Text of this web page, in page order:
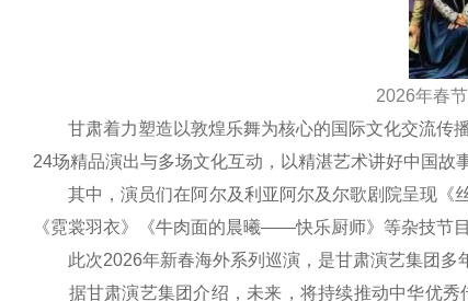
2026年春
甘肃着力塑造以敦煌乐舞为核心的国际文化交流传播
24场精品演出与多场文化互动，以精湛艺术讲好中国故
其中，演员们在阿尔及利亚阿尔及尔歌剧院呈现《丝
《霓裳羽衣》《牛肉面的晨曦——快乐厨师》等杂技节
此次2026年新春海外系列巡演，是甘肃演艺集团多年
据甘肃演艺集团介绍，未来，将持续推动中华优秀